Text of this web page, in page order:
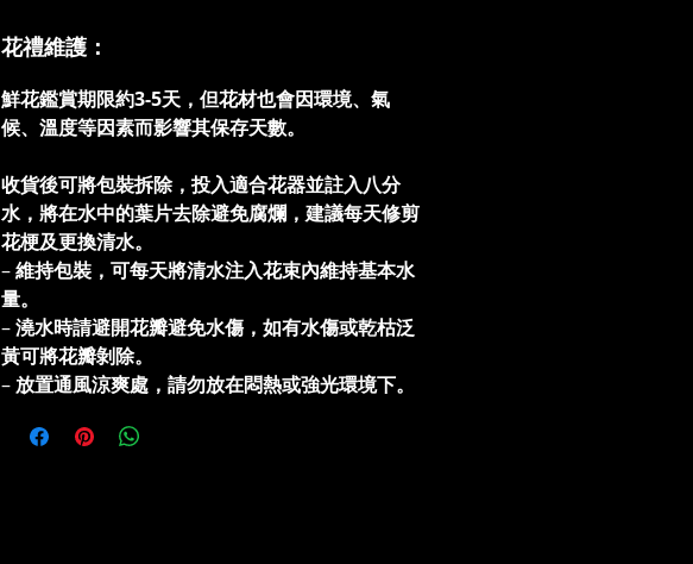
花禮維護：
鮮花鑑賞期限約3-5天，但花材也會因環境、氣
候、溫度等因素而影響其保存天數。
收貨後可將包裝拆除，投入適合花器並註入八分
水，將在水中的葉片去除避免腐爛，建議每天修剪
花梗及更換清水。
–維持包裝，可每天將清水注入花束內維持基本水
量。
–澆水時請避開花瓣避免水傷，如有水傷或乾枯泛
黃可將花瓣剝除。
– 放置通風涼爽處，請勿放在悶熱或強光環境下。